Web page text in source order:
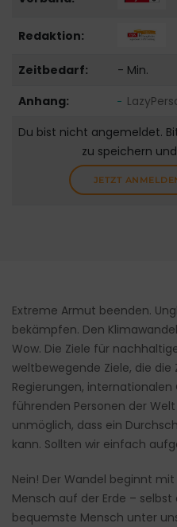
Redaktion:
Zeitbedarf:
- Min.
Anhang:
Du bist nicht angemeldet.
zu speichern
JETZT
Extreme Armut beenden.
bekämpfen. Den
Wow. Die Ziele für
weltbewegende Ziele, die
Regierungen,
führenden Personen der
unmöglich, dass ein
kann. Sollten wir einfach
Nein! Der Wandel beginnt
Mensch auf der Erde –
bequemste Mensch unter